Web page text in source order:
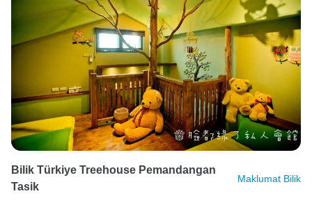
Bilik Türkiye Treehouse Pemandangan
Tasik
Maklumat Bilik